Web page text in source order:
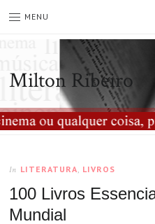
MENU
Milton Ribeiro
In LITERATURA, LIVROS
100 Livros
Mundial